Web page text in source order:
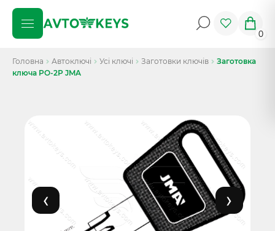
0
Головна Автоключі Усі ключі Заготовки ключів
Заготовка
ключа PO-2P JMA